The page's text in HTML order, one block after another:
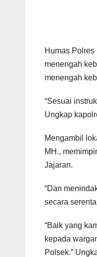
Humas
menengah
menengah
“Sesuai
Ungkap
Mengambil
MH.,
Jajaran.
“Dan
secara
“Baik yang
kepada
Polsek.”